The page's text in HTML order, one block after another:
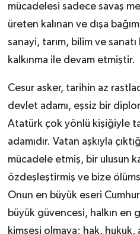
mücadelesi sadece savaş
üreten kalınan ve dışa
sanayi, tarım, bilim ve
kalkınma ile devam etmiştir.
Cesur asker, tarihin az
devlet adamı, eşsiz bir
Atatürk çok yönlü kişiğiyle
adamıdır. Vatan aşkıyla
mücadele etmiş, bir ulusun
özdeşleştirmiş ve bize
Onun en büyük eseri
büyük güvencesi, halkın en
kimsesi olmaya; hak,